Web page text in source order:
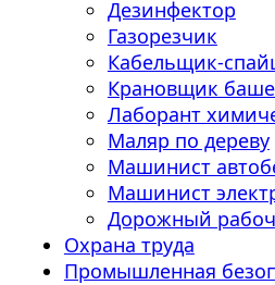
Дезинфектор
Газорезчик
Кабельщик-
Крановщик
Лаборант
Маляр по дереву
Машинист
Машинист
Дорожный
Охрана труда
Промышленная